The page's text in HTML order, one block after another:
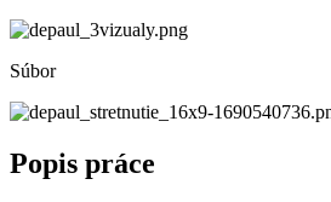
Súbor
Popis práce